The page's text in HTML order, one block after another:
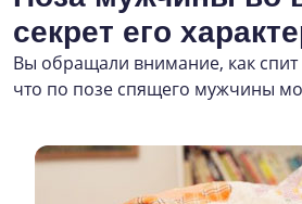
секрет его
Вы обращали внимание, как
что по позе спящего мужчины